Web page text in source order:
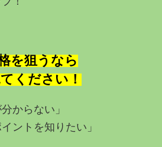
を狙うなら
ください！
からない」
ントを知りたい」